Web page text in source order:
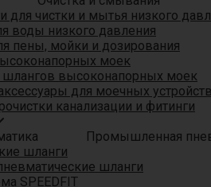
для чистки и мытья низкого
воды низкого давления
пены, мойки и дозирования
моек
шлангов высоконапорных моек
для моечных устройств
канализации и фитинги
Промышленная
шланги
шланги
SPEEDFIT